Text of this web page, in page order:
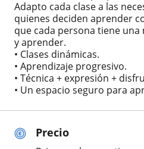
Precio
Adapto cada clase a las
quienes deciden aprender
que cada persona tiene
y aprender.
• Clases dinámicas.
• Aprendizaje progresivo.
• Técnica + expresión +
• Un espacio seguro para